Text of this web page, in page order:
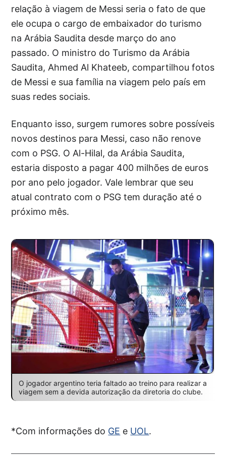
relação à viagem de Messi seria o fato de que
ele ocupa o cargo de embaixador do turismo
na Arábia Saudita desde março do ano
passado. O ministro do Turismo da Arábia
Saudita, Ahmed Al Khateeb, compartilhou fotos
de Messi e sua família na viagem pelo país em
suas redes sociais.
Enquanto isso, surgem rumores sobre possíveis
novos destinos para Messi, caso não renove
com o PSG. O Al-Hilal, da Arábia Saudita,
estaria disposto a pagar 400 milhões de euros
por ano pelo jogador. Vale lembrar que seu
atual contrato com o PSG tem duração até o
próximo mês.
O jogador argentino teria faltado ao treino para realizar a
viagem sem a devida autorização da diretoria do clube.
*Com informações do GE e UOL.